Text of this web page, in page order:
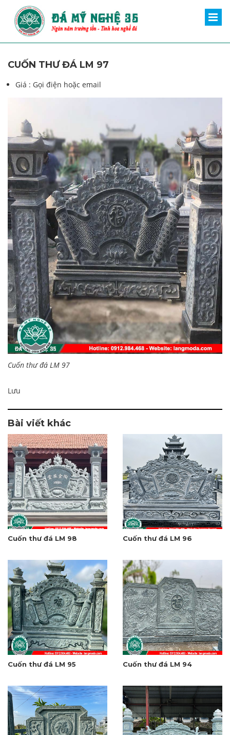
CUỐN THƯ ĐÁ LM 97
Giá : Gọi điện hoặc email
Cuốn thư đá LM 97
Lưu
Bài viết khác
Cuốn thư đá LM 98 Cuốn thư đá LM 96
Cuốn thư đá LM 95 Cuốn thư đá LM 94